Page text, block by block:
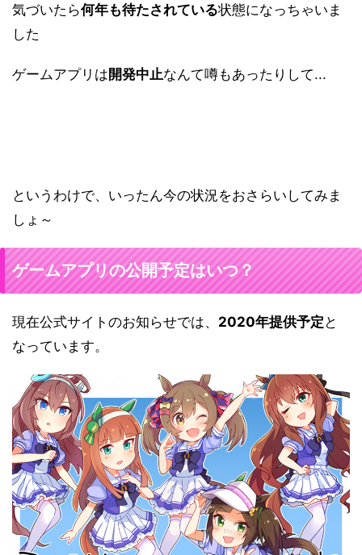
気づいたら何年も待たされている状態になっちゃいま
した
ゲームアプリは開発中止なんて噂もあったりして...
というわけで、いったん今の状況をおさらいしてみま
しょ～
ゲームアプリの公開予定はいつ？
現在公式サイトのお知らせでは、 2020年提供予定 と
なっています。